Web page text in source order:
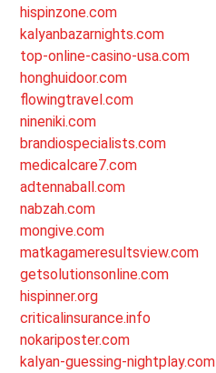
hispinzone.com
kalyanbazarnights.com
top-online-casino-usa.com
honghuidoor.com
flowingtravel.com
nineniki.com
brandiospecialists.com
medicalcare7.com
adtennaball.com
nabzah.com
mongive.com
matkagameresultsview.com
getsolutionsonline.com
hispinner.org
criticalinsurance.info
nokariposter.com
kalyan-guessing-nightplay.com